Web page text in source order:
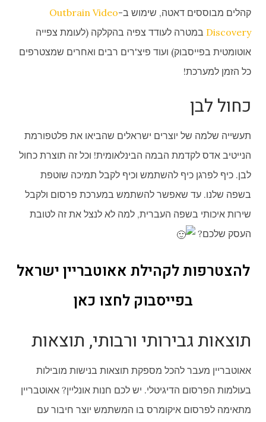
קהלים מבוססים דאטה, שימוש ב-Outbrain Video
Discovery במטרה לעודד צפיה בהקלקה (לעומת צפייה
אוטומטית בפייסבוק) ועוד פיצ'רים רבים ואחרים שמצטרפים
כל הזמן למערכת!
כחול לבן
תעשייה שלמה של יוצרים ישראלים שהביאו את פלטפורמת
הנייטיב אדס לקדמת הבמה הבינלאומית! וכל זה תוצרת כחול
לבן. כיף לפרגן כיף להשתמש וכיף לקבל תמיכה שוטפת
בשפה שלנו. עד שאפשר להשתמש במערכת פרסום ולקבל
שירות איכותי בשפה העברית, למה לא לנצל את זה לטובת
העסק שלכם?
להצטרפות לקהילת אאוטבריין ישראל
בפייסבוק לחצו כאן
תוצאות גבירותי ורבותי, תוצאות
אאוטבריין מעבר להכל מספקת תוצאות בנישות מובילות
בעולמות הפרסום הדיגיטלי. יש לכם חנות אונליין? אאוטבריין
מתאימה לפרסום איקומרס בו המשתמש יוצר חיבור עם